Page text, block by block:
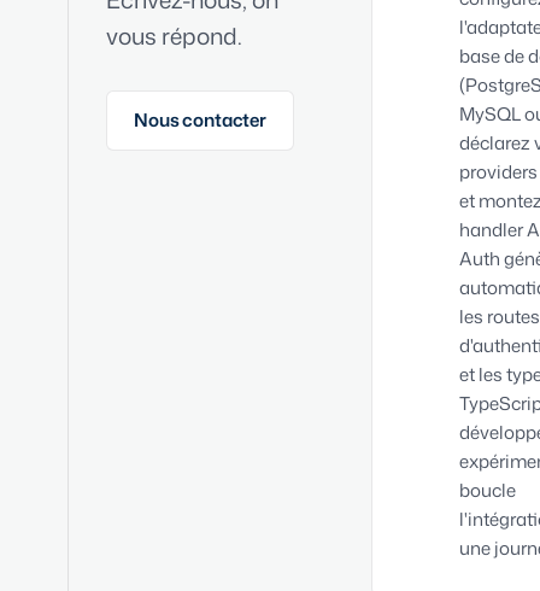
vous répond.
Nous contacter
base de
MySQL
déclarez
et
handler
Auth
les routes
et les
boucle
une